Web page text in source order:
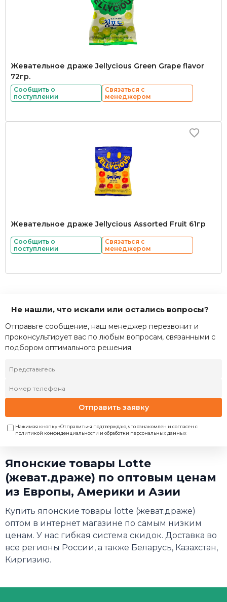
Жевательное драже Jellycious Green Grape flavor
72гр.
Сообщить о
поступлении
Связаться с
менеджером
Жевательное драже Jellycious Assorted Fruit 61гр
Сообщить о
поступлении
Связаться с
менеджером
Не нашли, что искали или остались вопросы?
Отправьте сообщение, наш менеджер перезвонит и
проконсультирует вас по любым вопросам, связанными с
подбором оптимального решения.
Отправить заявку
Нажимая кнопку «Отправить» я подтверждаю, что ознакомлен и согласен с
политикой конфиденциальности и обработки персональных данных
Японские товары Lotte
(жеват.драже) по оптовым ценам
из Европы, Америки и Азии
Купить японские товары lotte (жеват.драже)
оптом в интернет магазине по самым низким
ценам. У нас гибкая система скидок. Доставка во
все регионы России, а также Беларусь, Казахстан,
Киргизию.